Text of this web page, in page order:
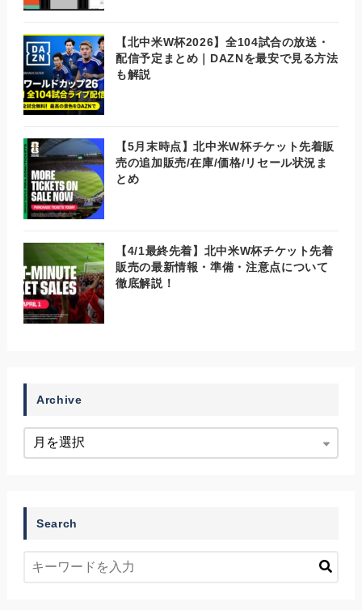
【北中米W杯2026】全104試合の放送・
配信予定まとめ｜DAZNを最安で見る方法
も解説
【5月末時点】北中米W杯チケット先着販
売の追加販売/在庫/価格/リセール状況ま
とめ
【4/1最終先着】北中米W杯チケット先着
販売の最新情報・準備・注意点について
徹底解説！
Archive
Search